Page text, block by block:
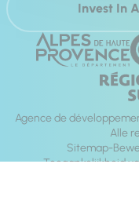
Invest In
Agence de
Alle
Sitemap
Toegankelijkheid